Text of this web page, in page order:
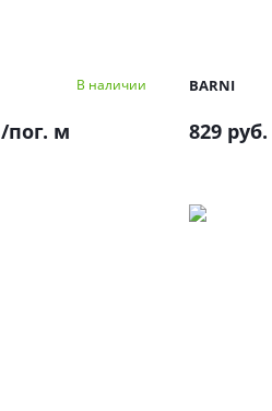
В наличии
/пог. м
BARNI
829 руб.